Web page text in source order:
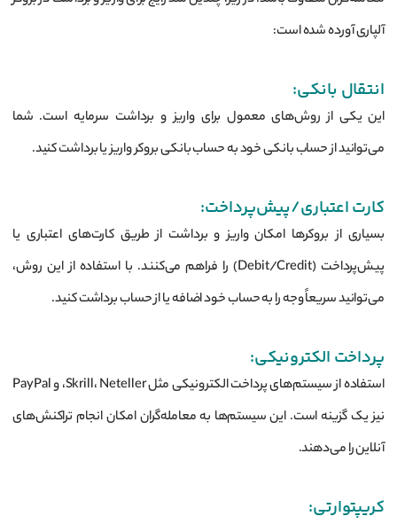
آلپاری آورده شده است:
انتقال بانکی:
این یکی از روش‌های معمول برای واریز و برداشت سرمایه است. شما
می‌توانید از حساب بانکی خود به حساب بانکی بروکر واریز یا برداشت کنید.
کارت اعتباری/پیش‌پرداخت:
بسیاری از بروکرها امکان واریز و برداشت از طریق کارت‌های اعتباری یا
پیش‌پرداخت (Debit/Credit) را فراهم می‌کنند. با استفاده از این روش،
می‌توانید سریعاً وجه را به حساب خود اضافه یا از حساب برداشت کنید.
پرداخت الکترونیکی:
استفاده از سیستم‌های پرداخت الکترونیکی مثل Skrill، Neteller، و PayPal
نیز یک گزینه است. این سیستم‌ها به معامله‌گران امکان انجام تراکنش‌های
آنلاین را می‌دهند.
کریپتوارتی: